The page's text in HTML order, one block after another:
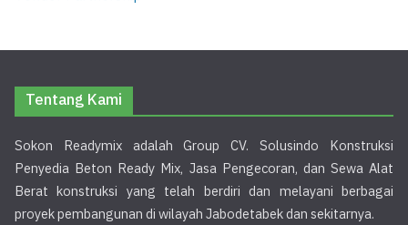
Tentang Kami
Sokon Readymix adalah Group CV. Solusindo Konstruksi
Penyedia Beton Ready Mix, Jasa Pengecoran, dan Sewa Alat
Berat konstruksi yang telah berdiri dan melayani berbagai
proyek pembangunan di wilayah Jabodetabek dan sekitarnya.